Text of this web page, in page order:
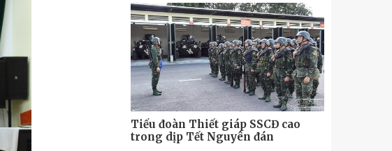
Trung đoàn Pháo binh 452: Huấn
luyện giỏi nâng cao sức mạnh
chiến đấu
Tiểu đoàn Thiết giáp hoàn thành
tốt diễn tập chiến thuật có bắn đạn
thật
Nơi sinh viên rèn ý trí, luyện kỹ
năng
tiền tiêu
Tiểu đoàn Thiết giáp SSCĐ cao
trong dịp Tết Nguyên đán